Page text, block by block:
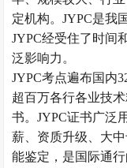
定机构。JYPC是我
JYPC经受住了时间
泛影响力。
JYPC考点遍布国内
超百万各行各业技
书。JYPC证书广泛
薪、资质升级、大
能鉴定，是国际通